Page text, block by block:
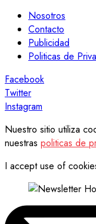
Nosotros
Contacto
Publicidad
Politicas de
Facebook
Twitter
Instagram
Nuestro sitio utiliza
nuestras politicas de
I accept use of